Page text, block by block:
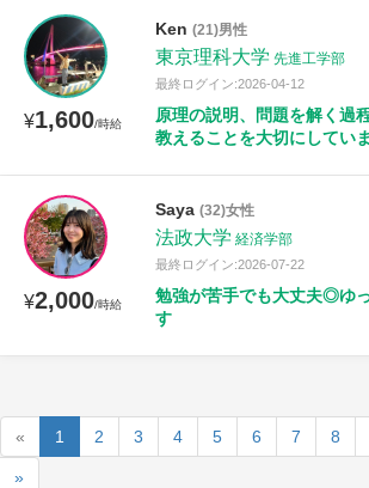
¥1,600/時給
Ken (21)男性
東京理科大学 先進工学部
最終ログイン:2026-04-12
原理の説明、問題を解く過
教えることを大切にしてい
¥2,000/時給
Saya (32)女性
法政大学 経済学部
最終ログイン:2026-07-22
勉強が苦手でも大丈夫◎ゆ
す
« 1 2 3 4 5 6 7 8
»